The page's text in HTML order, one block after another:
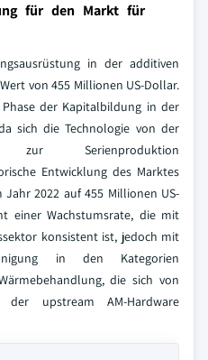
für den Markt für
in der additiven
von 455 Millionen US-Dollar.
der Kapitalbildung in der
sich die Technologie von der
zur Serienproduktion
Entwicklung des Marktes
2022 auf 455 Millionen US-
einer Wachstumsrate, die mit
konsistent ist, jedoch mit
in den Kategorien
die sich von
upstream AM-Hardware